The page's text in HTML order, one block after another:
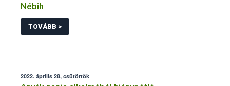
Nébih
TOVÁBB >
2022. április 28, csütörtök